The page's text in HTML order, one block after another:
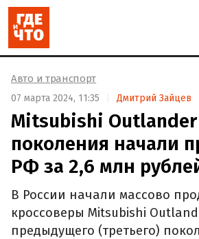
Авто и транспорт
07 марта 2024, 11:35 Дмитрий Зайцев
Mitsubishi Outlander
поколения начали
РФ за 2,6 млн
В России начали массово
кроссоверы Mitsubishi
предыдущего (третьего)